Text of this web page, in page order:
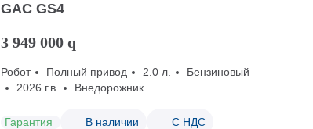
GAC GS4
3 949 000 q
Робот Полный привод 2.0 л.
Бензиновый
2026 г.в.
Внедорожник
Гарантия В наличии С НДС